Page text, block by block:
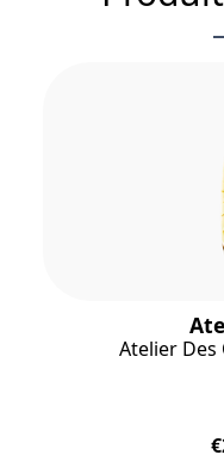
Atelier Des